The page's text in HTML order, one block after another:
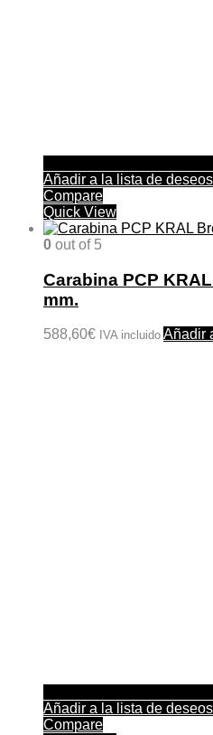
Añadir a la lista de deseos
Compare
Quick View
0 out of 5
Carabina PCP
mm.
588,60€ IVA incluido Añadir
Añadir a la lista de deseos
Compare